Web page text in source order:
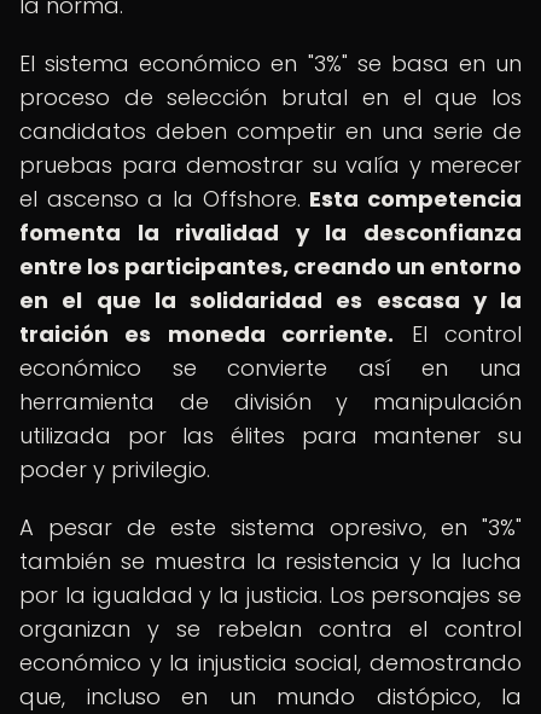
El sistema económico en "3%" se basa en un
proceso de selección brutal en el que los
candidatos deben competir en una serie de
pruebas para demostrar su valía y merecer
el ascenso a la Offshore. Esta competencia
fomenta la rivalidad y la desconfianza
entre los participantes, creando un entorno
en el que la solidaridad es escasa y la
traición es moneda corriente. El control
económico se convierte así en una
herramienta de división y manipulación
utilizada por las élites para mantener su
poder y privilegio.
A pesar de este sistema opresivo, en "3%"
también se muestra la resistencia y la lucha
por la igualdad y la justicia. Los personajes se
organizan y se rebelan contra el control
económico y la injusticia social, demostrando
que, incluso en un mundo distópico, la